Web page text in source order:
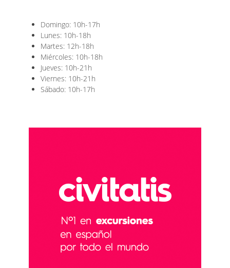
Domingo: 10h-17h
Lunes: 10h-18h
Martes: 12h-18h
Miércoles: 10h-18h
Jueves: 10h-21h
Viernes: 10h-21h
Sábado: 10h-17h